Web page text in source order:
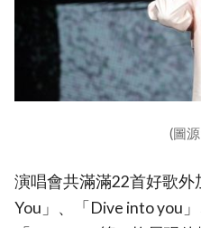
(圖
演唱會共滿滿22首好歌外
You」、「Dive into you